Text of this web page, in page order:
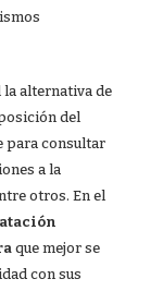
alternativa de
del
para consultar
a la
otros. En el
que mejor se
con sus